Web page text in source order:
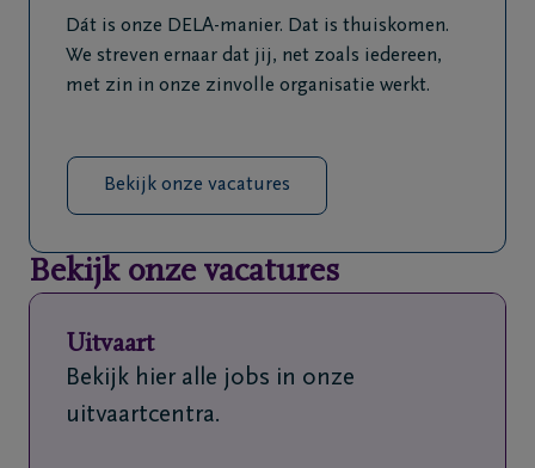
Dát is onze DELA-manier. Dat is thuiskomen.
We streven ernaar dat jij, net zoals iedereen,
met zin in onze zinvolle organisatie werkt.
Bekijk onze vacatures
Bekijk onze vacatures
Uitvaart
Bekijk hier alle jobs in onze
uitvaartcentra.